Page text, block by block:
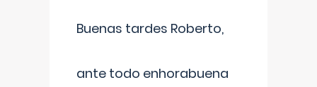
Buenas tardes Roberto,
ante todo enhorabuena